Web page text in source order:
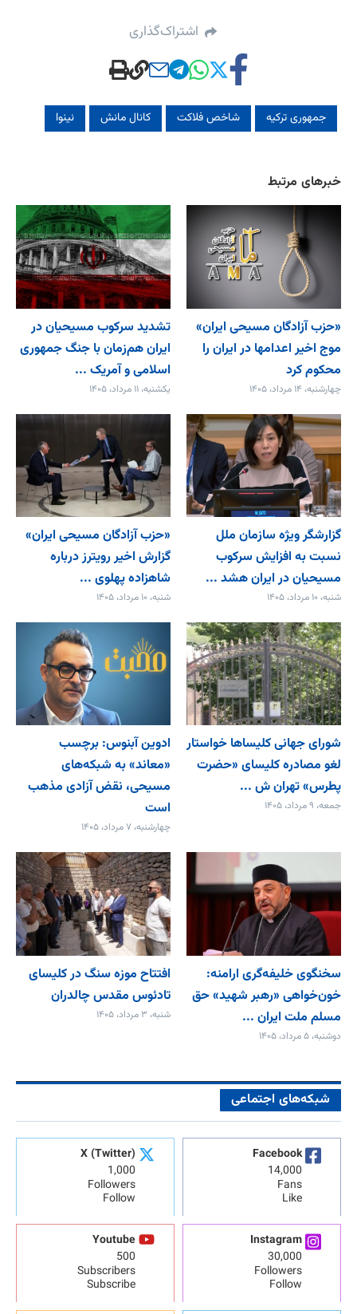
اشتراک‌گذاری
جمهوری ترکیه شاخص فلاکت کانال مانش نینوا
خبرهای مرتبط
«حزب آزادگان مسیحی ایران»
موج اخیر اعدامها در ایران را
محکوم کرد
چهارشنبه، ۱۴ مرداد، ۱۴۰۵
تشدید سرکوب مسیحیان در
ایران هم‌زمان با جنگ جمهوری
اسلامی و آمریک ...
یکشنبه، ۱۱ مرداد، ۱۴۰۵
گزارشگر ویژه سازمان ملل
نسبت به افزایش سرکوب
مسیحیان در ایران هشد ...
شنبه، ۱۰ مرداد، ۱۴۰۵
«حزب آزادگان مسیحی ایران»
گزارش اخیر رویترز درباره
شاهزاده پهلوی ...
شنبه، ۱۰ مرداد، ۱۴۰۵
شورای جهانی کلیساها خواستار
لغو مصادره کلیسای «حضرت
پطرس» تهران ش ...
جمعه، ۹ مرداد، ۱۴۰۵
ادوین آبنوس: برچسب
«معاند» به شبکه‌های
مسیحی، نقض آزادی مذهب
است
چهارشنبه، ۷ مرداد، ۱۴۰۵
سخنگوی خلیفه‌گری ارامنه:
خون‌خواهی «رهبر شهید» حق
مسلم ملت ایران ...
دوشنبه، ۵ مرداد، ۱۴۰۵
افتتاح موزه سنگ در کلیسای
تادئوس مقدس چالدران
شنبه، ۳ مرداد، ۱۴۰۵
شبکه‌های اجتماعی
Facebook
14,000
Fans
Like
X (Twitter)
1,000
Followers
Follow
Instagram
30,000
Followers
Follow
Youtube
500
Subscribers
Subscribe